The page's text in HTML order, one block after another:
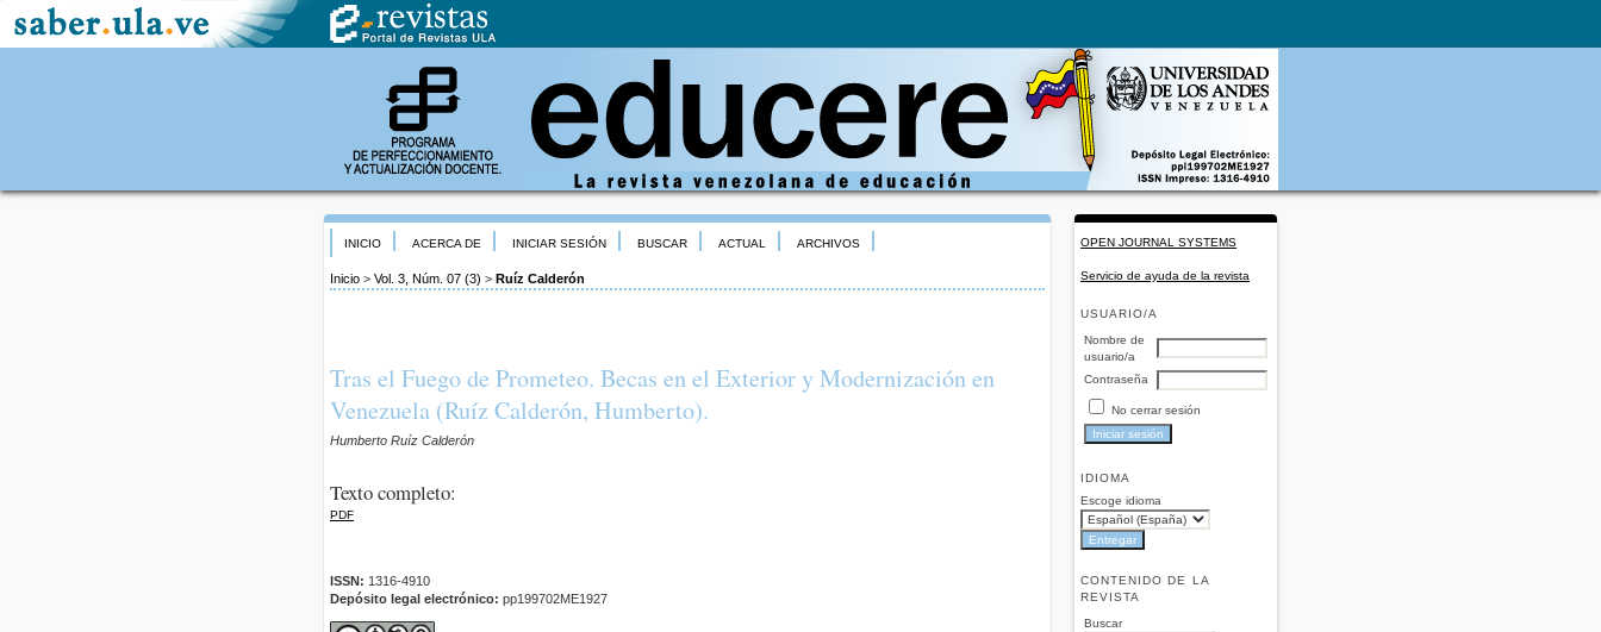
OPEN JOURNAL SYSTEMS
Servicio de ayuda de la revista
USUARIO/A
Nombre de
usuario/a
Contraseña
No cerrar sesión
IDIOMA
Escoge idioma
CONTENIDO DE LA
REVISTA
Buscar
INICIO ACERCA DE INICIAR SESIÓN BUSCAR ACTUAL ARCHIVOS
Inicio > Vol. 3, Núm. 07 (3) > Ruíz Calderón
Tras el Fuego de Prometeo. Becas en el Exterior y Modernización en
Venezuela (Ruíz Calderón, Humberto).
Humberto Ruíz Calderón
Texto completo:
PDF
ISSN: 1316-4910
Depósito legal electrónico: pp199702ME1927